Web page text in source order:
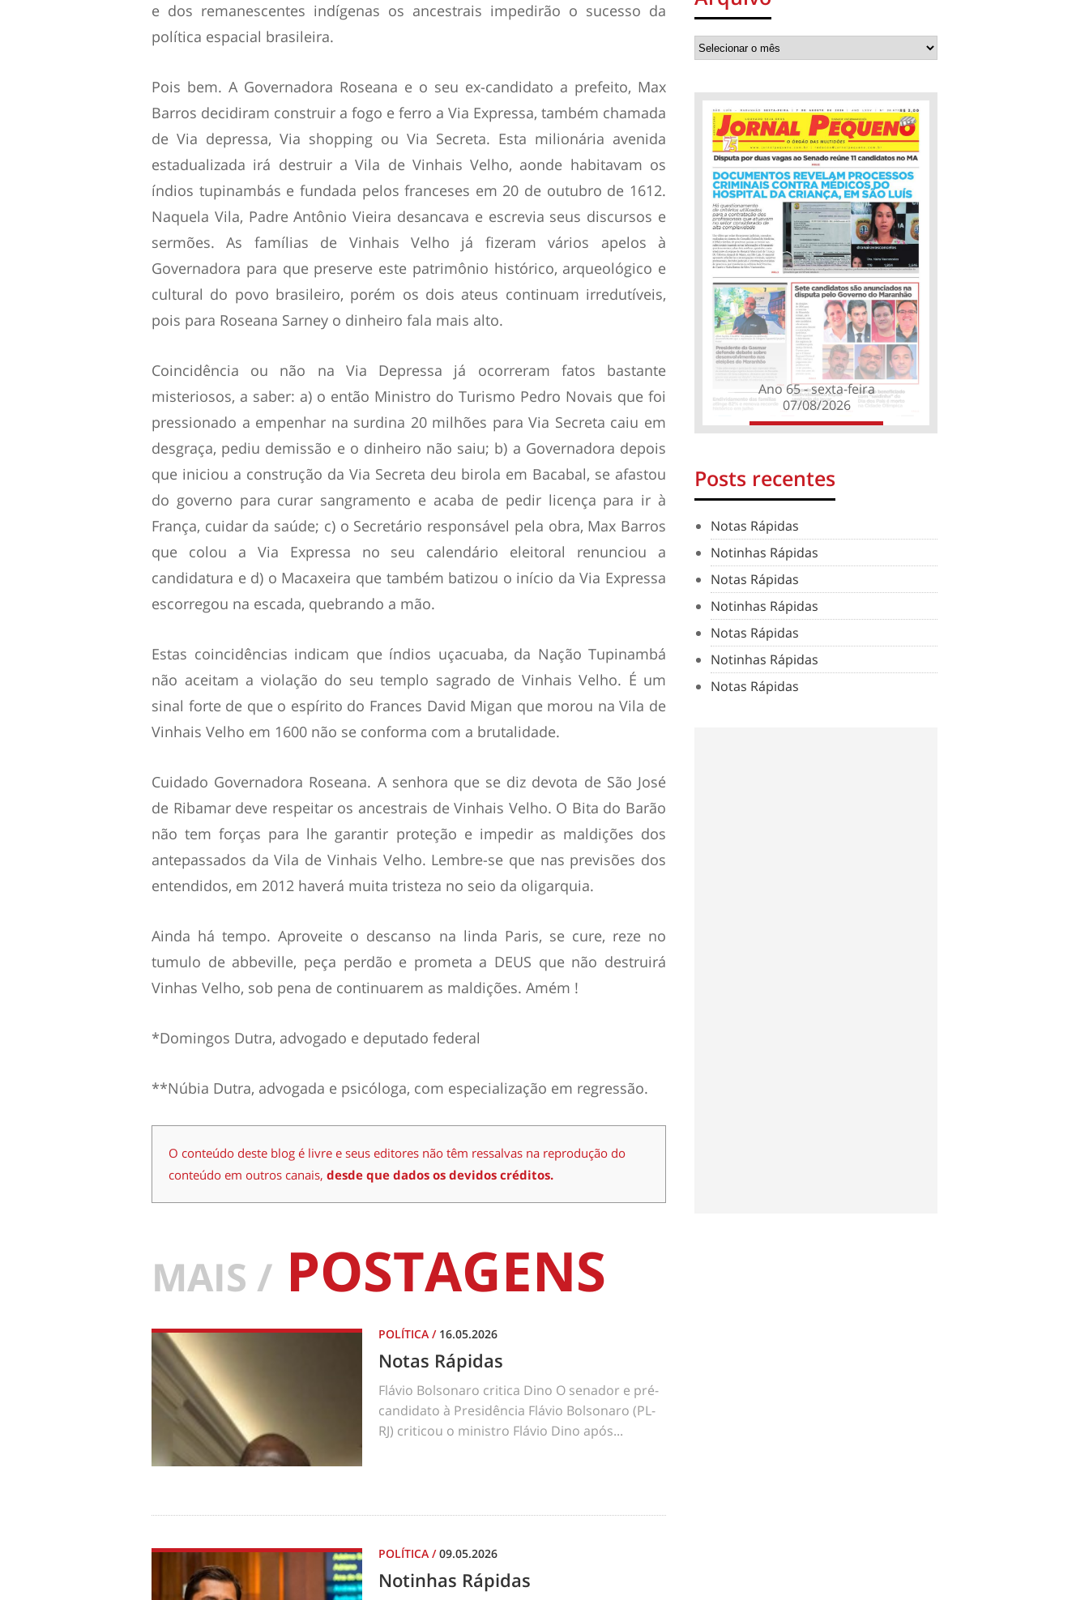
e dos remanescentes indígenas os ancestrais impedirão o sucesso da
política espacial brasileira.
Pois bem. A Governadora Roseana e o seu ex-candidato a prefeito, Max
Barros decidiram construir a fogo e ferro a Via Expressa, também chamada
de Via depressa, Via shopping ou Via Secreta. Esta milionária avenida
estadualizada irá destruir a Vila de Vinhais Velho, aonde habitavam os
índios tupinambás e fundada pelos franceses em 20 de outubro de 1612.
Naquela Vila, Padre Antônio Vieira desancava e escrevia seus discursos e
sermões. As famílias de Vinhais Velho já fizeram vários apelos à
Governadora para que preserve este patrimônio histórico, arqueológico e
cultural do povo brasileiro, porém os dois ateus continuam irredutíveis,
pois para Roseana Sarney o dinheiro fala mais alto.
Coincidência ou não na Via Depressa já ocorreram fatos bastante
misteriosos, a saber: a) o então Ministro do Turismo Pedro Novais que foi
pressionado a empenhar na surdina 20 milhões para Via Secreta caiu em
desgraça, pediu demissão e o dinheiro não saiu; b) a Governadora depois
que iniciou a construção da Via Secreta deu birola em Bacabal, se afastou
do governo para curar sangramento e acaba de pedir licença para ir à
França, cuidar da saúde; c) o Secretário responsável pela obra, Max Barros
que colou a Via Expressa no seu calendário eleitoral renunciou a
candidatura e d) o Macaxeira que também batizou o início da Via Expressa
escorregou na escada, quebrando a mão.
Estas coincidências indicam que índios uçacuaba, da Nação Tupinambá
não aceitam a violação do seu templo sagrado de Vinhais Velho. É um
sinal forte de que o espírito do Frances David Migan que morou na Vila de
Vinhais Velho em 1600 não se conforma com a brutalidade.
Cuidado Governadora Roseana. A senhora que se diz devota de São José
de Ribamar deve respeitar os ancestrais de Vinhais Velho. O Bita do Barão
não tem forças para lhe garantir proteção e impedir as maldições dos
antepassados da Vila de Vinhais Velho. Lembre-se que nas previsões dos
entendidos, em 2012 haverá muita tristeza no seio da oligarquia.
Ainda há tempo. Aproveite o descanso na linda Paris, se cure, reze no
tumulo de abbeville, peça perdão e prometa a DEUS que não destruirá
Vinhas Velho, sob pena de continuarem as maldições. Amém !
*Domingos Dutra, advogado e deputado federal
**Núbia Dutra, advogada e psicóloga, com especialização em regressão.
O conteúdo deste blog é livre e seus editores não têm ressalvas na reprodução do
conteúdo em outros canais, desde que dados os devidos créditos.
MAIS / POSTAGENS
POLÍTICA / 16.05.2026
Notas Rápidas
Flávio Bolsonaro critica Dino O senador e pré-
candidato à Presidência Flávio Bolsonaro (PL-
RJ) criticou o ministro Flávio Dino após...
POLÍTICA /09.05.2026
Notinhas Rápidas
Ano 65 - sexta-feira
07/08/2026
Posts recentes
Notas Rápidas
Notinhas Rápidas
Notas Rápidas
Notinhas Rápidas
Notas Rápidas
Notinhas Rápidas
Notas Rápidas